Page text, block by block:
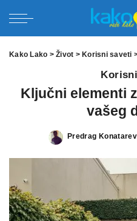
Kako Lako >Život > Korisni saveti
Ključni elementi
vašeg
Posted
Predrag